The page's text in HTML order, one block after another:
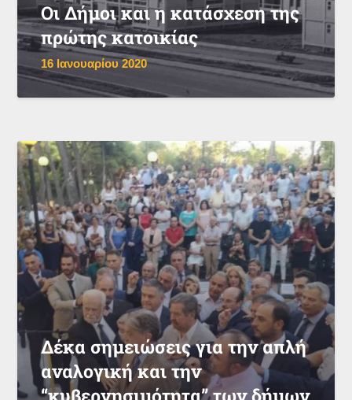
Οι Δήμοι και η κατάσχεση της
πρώτης κατοικίας
16 Ιανουαρίου 2020
Δέκα σημειώσεις για την απλή
αναλογική και την